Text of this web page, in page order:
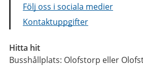
Följ oss i sociala medier
Kontaktuppgifter
Hitta hit
Busshållplats: Olofstorp eller